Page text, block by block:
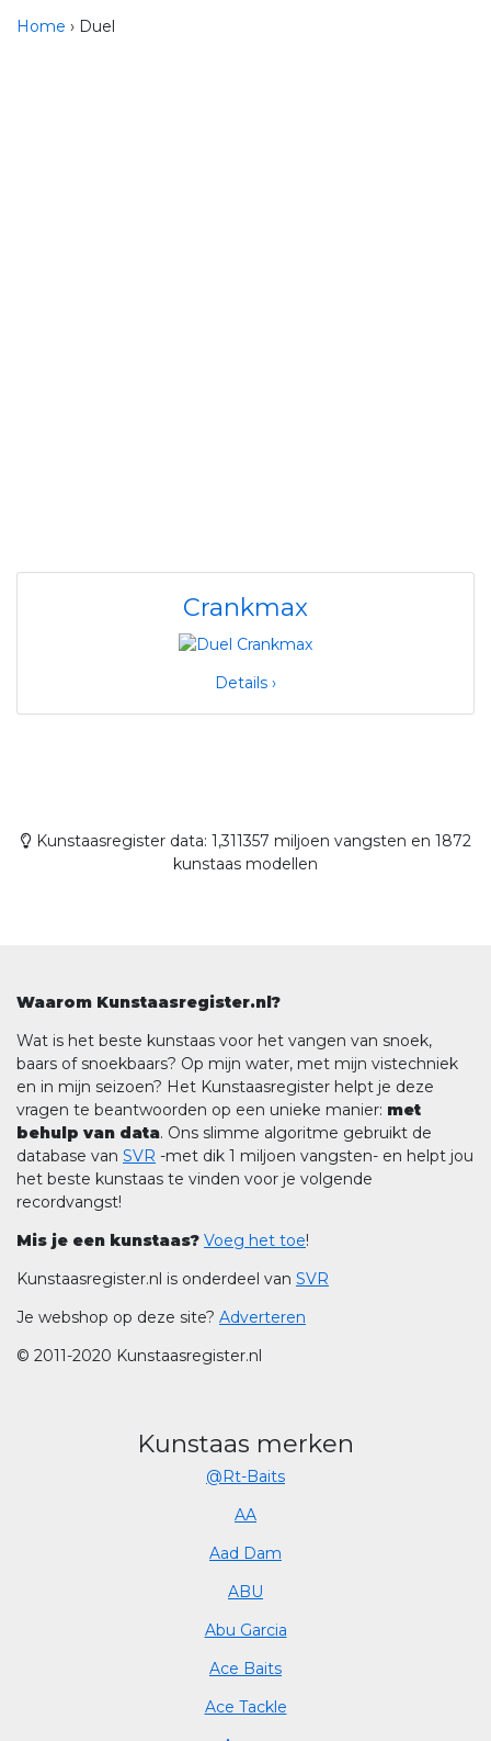
Home › Duel
Crankmax
Details ›
Kunstaasregister data: 1,311357 miljoen vangsten en 1872
kunstaas modellen
Waarom Kunstaasregister.nl?
Wat is het beste kunstaas voor het vangen van snoek,
baars of snoekbaars? Op mijn water, met mijn vistechniek
en in mijn seizoen? Het Kunstaasregister helpt je deze
vragen te beantwoorden op een unieke manier: met
behulp van data. Ons slimme algoritme gebruikt de
database van SVR -met dik 1 miljoen vangsten- en helpt jou
het beste kunstaas te vinden voor je volgende
recordvangst!
Mis je een kunstaas? Voeg het toe!
Kunstaasregister.nl is onderdeel van SVR
Je webshop op deze site? Adverteren
© 2011-2020 Kunstaasregister.nl
Kunstaas merken
@Rt-Baits
AA
Aad Dam
ABU
Abu Garcia
Ace Baits
Ace Tackle